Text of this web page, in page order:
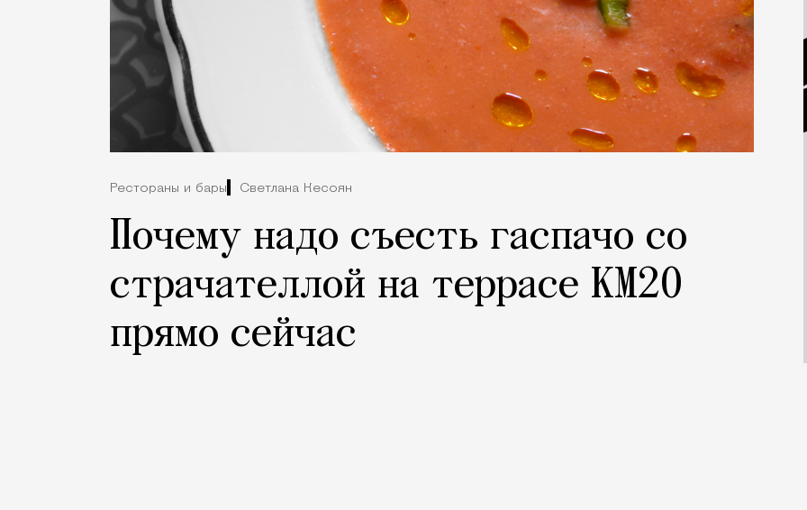
Рестораны и бары Светлана Кесоян
Почему надо съесть гаспачо со
страчателлой на террасе КМ20
прямо сейчас